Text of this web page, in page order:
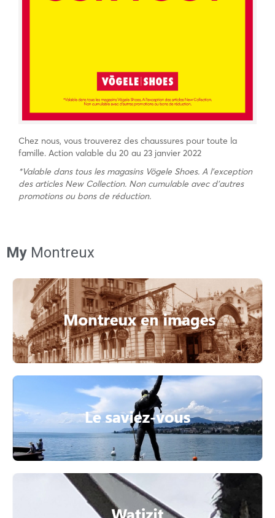
Chez nous, vous trouverez des chaussures pour toute la
famille. Action valable du 20 au 23 janvier 2022
*Valable dans tous les magasins Vögele Shoes. A l’exception
des articles New Collection. Non cumulable avec d’autres
promotions ou bons de réduction.
My Montreux